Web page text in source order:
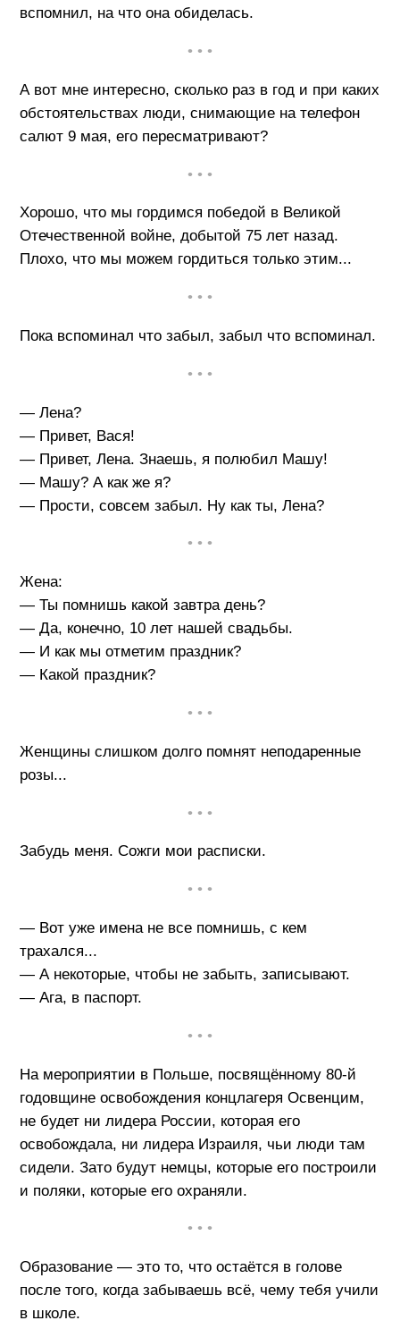
вспомнил, на что она обиделась.
• • •
А вот мне интересно, сколько раз в год и при каких
обстоятельствах люди, снимающие на телефон
салют 9 мая, его пересматривают?
• • •
Хорошо, что мы гордимся победой в Великой
Отечественной войне, добытой 75 лет назад.
Плохо, что мы можем гордиться только этим...
• • •
Пока вспоминал что забыл, забыл что вспоминал.
• • •
— Лена?
— Привет, Вася!
— Привет, Лена. Знаешь, я полюбил Машу!
— Машу? А как же я?
— Прости, совсем забыл. Ну как ты, Лена?
• • •
Жена:
— Ты помнишь какой завтра день?
— Да, конечно, 10 лет нашей свадьбы.
— И как мы отметим праздник?
— Какой праздник?
• • •
Женщины слишком долго помнят неподаренные
розы...
• • •
Забудь меня. Сожги мои расписки.
• • •
— Вот уже имена не все помнишь, с кем
трахался...
— А некоторые, чтобы не забыть, записывают.
— Ага, в паспорт.
• • •
На мероприятии в Польше, посвящённому 80-й
годовщине освобождения концлагеря Освенцим,
не будет ни лидера России, которая его
освобождала, ни лидера Израиля, чьи люди там
сидели. Зато будут немцы, которые его построили
и поляки, которые его охраняли.
• • •
Образование — это то, что остаётся в голове
после того, когда забываешь всё, чему тебя учили
в школе.